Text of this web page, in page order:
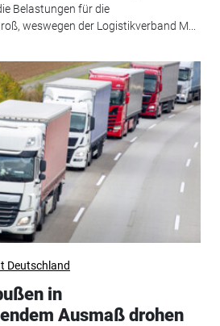
Belastungen für die
weswegen der Logistikverband M...
Deutschland
in
Ausmaß drohen